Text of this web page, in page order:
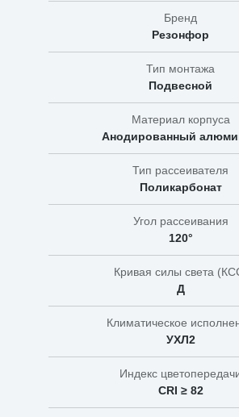
Бренд
Резонфор
Тип монтажа
Подвесной
Материал корпуса
Анодированный
Тип рассеивателя
Поликарбонат
Угол рассеивания
120°
Кривая силы света
Д
Климатическое
УХЛ2
Индекс
CRI ≥ 82